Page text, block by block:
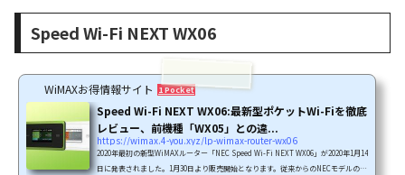
Speed Wi-Fi NEXT WX06
WiMAXお得情報サイト 1 Pocket
Speed Wi-Fi NEXT WX06:最新型ポケットWi-Fiを徹底
レビュー、前機種「WX05」との違...
https://wimax.4-you.xyz/lp-wimax-router-wx06
2020年最初の新型WiMAXルーター「NEC Speed Wi-Fi NEXT WX06」が2020年1月14
日に発表されました。1月30日より販売開始となります。従来からのNECモデルの特